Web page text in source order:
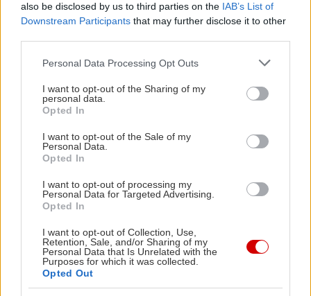
also be disclosed by us to third parties on the IAB’s List of
Downstream Participants that may further disclose it to other
Please note that this website/app uses one or more Google
not limited to your visit or usage behaviour. You may click to
grant or deny consent to Google and its third-party tags to
use your data for below specified purposes in below Google
consent section.
Personal Data Processing Opt Outs
I want to opt-out of the Sharing of my
personal data.
Opted In
I want to opt-out of the Sale of my
Personal Data.
Opted In
I want to opt-out of processing my
Personal Data for Targeted Advertising.
Opted In
I want to opt-out of Collection, Use,
Retention, Sale, and/or Sharing of my
Personal Data that Is Unrelated with the
Purposes for which it was collected.
Opted Out